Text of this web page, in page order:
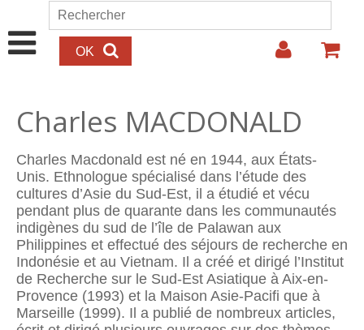
Aller au contenu principal
Formulaire de recherche
Rechercher
Charles MACDONALD
Charles Macdonald est né en 1944, aux États-
Unis. Ethnologue spécialisé dans l’étude des
cultures d’Asie du Sud-Est, il a étudié et vécu
pendant plus de quarante dans les communautés
indigènes du sud de l’île de Palawan aux
Philippines et effectué des séjours de recherche en
Indonésie et au Vietnam. Il a créé et dirigé l’Institut
de Recherche sur le Sud-Est Asiatique à Aix-en-
Provence (1993) et la Maison Asie-Pacifi que à
Marseille (1999). Il a publié de nombreux articles,